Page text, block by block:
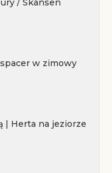
/ Skansen
w zimowy
| Herta na jeziorze